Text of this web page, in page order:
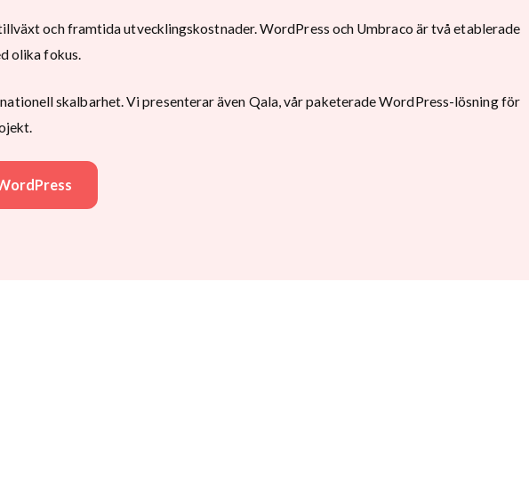
och framtida utvecklingskostnader. WordPress och Umbraco är två etablerade
olika fokus.
skalbarhet. Vi presenterar även Qala, vår paketerade WordPress-lösning för